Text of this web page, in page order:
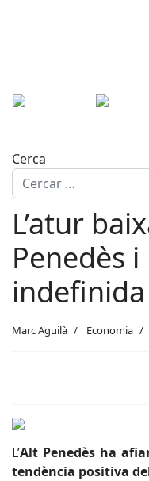
Cerca
L’atur
Penedès
Marc Aguilà Economia
L’Alt Penedès ha
tendència positiva